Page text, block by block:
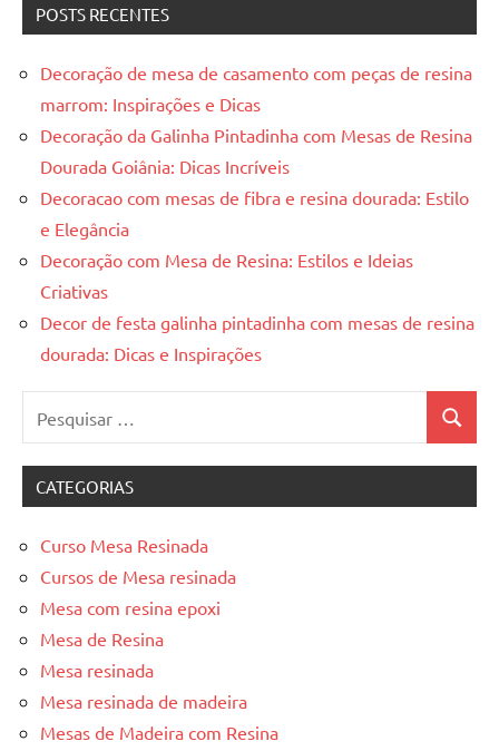
POSTS RECENTES
Decoração de mesa de casamento com peças de resina
marrom: Inspirações e Dicas
Decoração da Galinha Pintadinha com Mesas de Resina
Dourada Goiânia: Dicas Incríveis
Decoracao com mesas de fibra e resina dourada: Estilo
e Elegância
Decoração com Mesa de Resina: Estilos e Ideias
Criativas
Decor de festa galinha pintadinha com mesas de resina
dourada: Dicas e Inspirações
por:
CATEGORIAS
Curso Mesa Resinada
Cursos de Mesa resinada
Mesa com resina epoxi
Mesa de Resina
Mesa resinada
Mesa resinada de madeira
Mesas de Madeira com Resina